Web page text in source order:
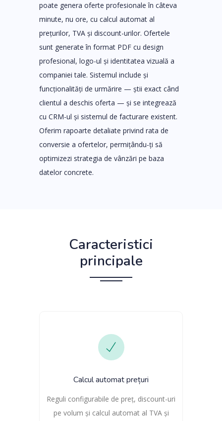
poate genera oferte profesionale în câteva
minute, nu ore, cu calcul automat al
prețurilor, TVA și discount-urilor. Ofertele
sunt generate în format PDF cu design
profesional, logo-ul și identitatea vizuală a
companiei tale. Sistemul include și
funcționalități de urmărire — știi exact când
clientul a deschis oferta — și se integrează
cu CRM-ul și sistemul de facturare existent.
Oferim rapoarte detaliate privind rata de
conversie a ofertelor, permițându-ți să
optimizezi strategia de vânzări pe baza
datelor concrete.
Caracteristici
principale
Calcul automat prețuri
Reguli configurabile de preț, discount-uri
pe volum și calcul automat al TVA și